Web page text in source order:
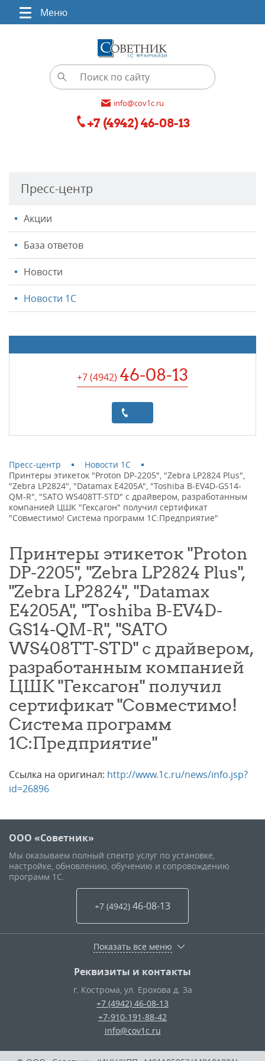
Меню
info@cov1c.ru
+7 (4942) 46-08-13
Пресс-центр
Акции
База ответов
Новости
Новости 1С
+7 (4942) 46-08-13
Пресс-центр
Новости 1С
Принтеры этикеток "Proton DP-2205", "Zebra LP2824 Plus",
"Zebra LP2824", "Datamax E4205A", "Toshiba B-EV4D-GS14-
QM-R", "SATO WS408TT-STD" с драйвером, разработанным
компанией ЦШК "Гексагон" получил сертификат
"Совместимо! Система программ 1С:Предприятие"
Принтеры этикеток "Proton
DP-2205", "Zebra LP2824 Plus",
"Zebra LP2824", "Datamax
E4205A", "Toshiba B-EV4D-
GS14-QM-R", "SATO
WS408TT-STD" с драйвером,
разработанным компанией
ЦШК "Гексагон" получил
сертификат "Совместимо!
Система программ
1С:Предприятие"
Ссылка на оригинал: http://www.1c.ru/news/info.jsp?
id=26896
ООО «Советник»
Мы оказываем полный спектр услуг по установке,
настройке, обновлению, обучению и сопровождению
программ 1С.
+7 (4942) 46-08-13
Показать все меню
Реквизиты и контакты
г. Кострома, ул. Ерохова д. 3а
+7 (4942) 46-08-13
+7-910-191-88-42
info@cov1c.ru